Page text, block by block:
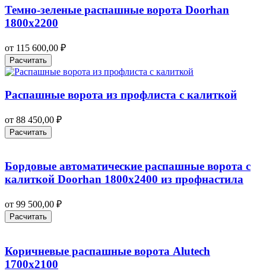
Темно-зеленые распашные ворота Doorhan
1800х2200
от 115 600,00 ₽
Расчитать
Распашные ворота из профлиста с калиткой
от 88 450,00 ₽
Расчитать
Бордовые автоматические распашные ворота с
калиткой Doorhan 1800х2400 из профнастила
от 99 500,00 ₽
Расчитать
Коричневые распашные ворота Alutech
1700х2100